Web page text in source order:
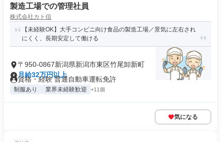
製造工場での管理社員
株式会社カト信
【未経験OK】大手コンビニ向け食品の製造工場／景気に左右され
にくく、長期安定して働ける
〒950-0867新潟県新潟市東区竹尾卸新町
月給32万円以上
資格・経験 普通自動車運転免許
制服あり 業界未経験歓迎 +11個
気になる